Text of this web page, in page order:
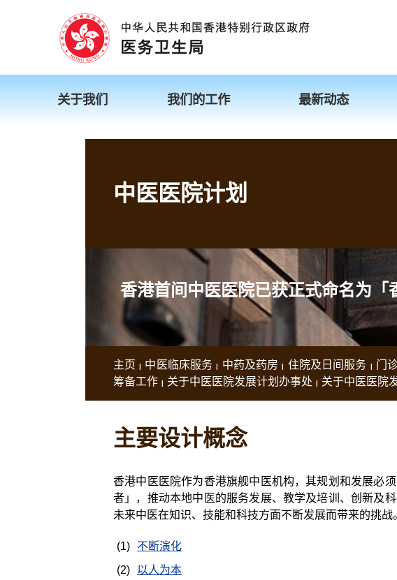
关于我们 我们的工作 最新动态
中医医院计划
香港首间中医医院已获正式命名为「
主页 中医临床服务 中药及药房 住院及日间服务 门
筹备工作
关于中医医院发展计划办事处 关于中医医院
主要设计概念
香港中医医院作为香港旗舰中医机构，其规划和发展必
者」，推动本地中医的服务发展、教学及培训、创新及
未来中医在知识、技能和科技方面不断发展而带来的挑战
(1)
不断演化
(2)
以人为本